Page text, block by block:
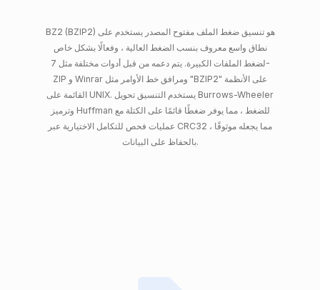
BZ2 (BZIP2) هو تنسيق ضغط الملف مفتوح المصدر يستخدم على
نطاق واسع معروف بنسب الضغط العالية ، وفعالًا بشكل خاص
لضغط الملفات الكبيرة. يتم دعمه من قبل أدوات مختلفة مثل 7-
ZIP و Winrar ومرافق خط الأوامر مثل "BZIP2" على الأنظمة
القائمة على UNIX. يستخدم التنسيق تحويل Burrows-Wheeler
وترميز Huffman للضغط ، مما يوفر ضغطًا قائمًا على الكتلة مع
عمليات فحص للتكامل الاختيارية عبر CRC32 ، مما يجعله موثوقًا
بالحفاظ على البيانات.